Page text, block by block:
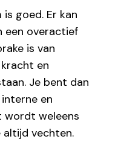
goed. Er kan
een overactief
is van
en
Je bent dan
en
wordt weleens
altijd vechten.